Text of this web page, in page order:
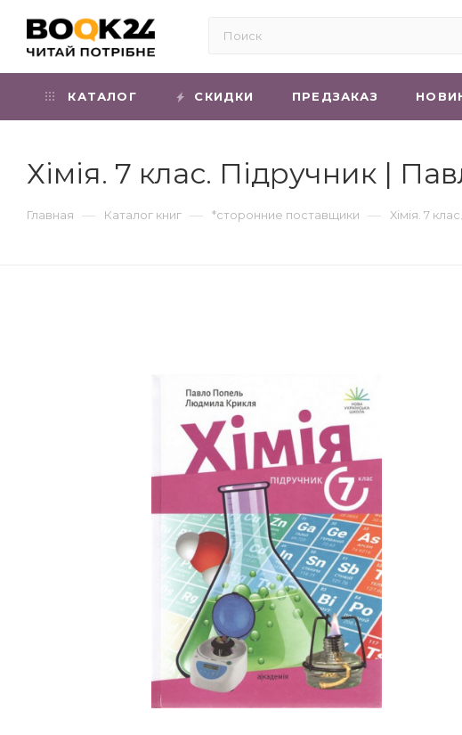
КАТАЛОГ СКИДКИ ПРЕДЗАКАЗ
Хімія. 7 клас. Підручник |
Главная — Каталог книг — *сторонние поставщики — Хімія. 7